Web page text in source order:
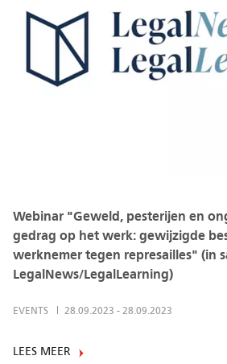
Webinar "Geweld, pesterijen en
gedrag op het werk: gewijzigde
werknemer tegen represailles" (in
LegalNews/LegalLearning)
EVENTS 28.09.2023 - 28.09.2023
LEES MEER